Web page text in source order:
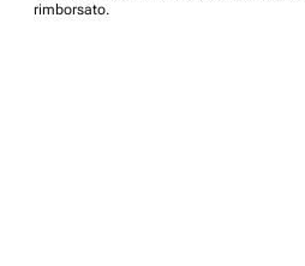
rimborsato.